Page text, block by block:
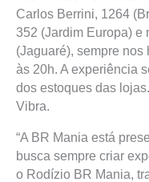
Carlos Berrini, 1264
352 (Jardim Europa) e
(Jaguaré), sempre nos
às 20h. A experiência
dos estoques das
Vibra.
“A BR Mania está
busca sempre criar
o Rodízio BR Mania,